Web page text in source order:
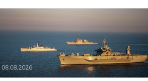
08.08.2026